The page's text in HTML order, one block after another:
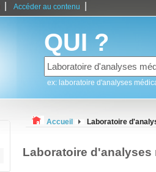
Accéder au contenu
QUI ?
ex: laboratoire d'analyses
Accueil Laboratoire
Laboratoire d'analyses